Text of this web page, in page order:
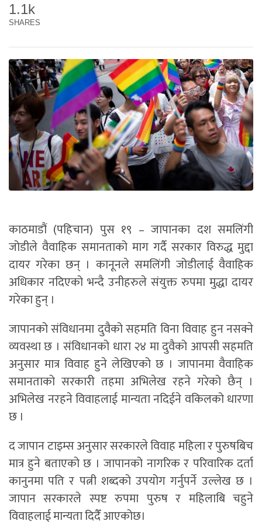
1.1k
SHARES
काठमाडौं (पहिचान) पुस १९ – जापानका दश समलिंगी
जोडीले वैवाहिक समानताको माग गर्दै सरकार विरुद्ध मुद्दा
दायर गरेका छन् । कानूनले समलिंगी जोडीलाई वैवाहिक
अधिकार नदिएको भन्दै उनीहरुले संयुक्त रुपमा मुद्धा दायर
गरेका हुन् ।
जापानको संविधानमा दुवैको सहमति विना विवाह हुन नसक्ने
व्यवस्था छ । संविधानको धारा २४ मा दुवैको आपसी सहमति
अनुसार मात्र विवाह हुने लेखिएको छ । जापानमा वैवाहिक
समानताको सरकारी तहमा अभिलेख रहने गरेको छैन् ।
अभिलेख नरहने विवाहलाई मान्यता नदिईने वकिलको धारणा
छ ।
द जापान टाइम्स अनुसार सरकारले विवाह महिला र पुरुषबिच
मात्र हुने बताएको छ । जापानको नागरिक र परिवारिक दर्ता
कानुनमा पति र पत्नी शब्दको उपयोग गर्नुपर्ने उल्लेख छ ।
जापान सरकारले स्पष्ट रुपमा पुरुष र महिलाबि चहुने
विवाहलाई मान्यता दिदैँ आएकोछ।